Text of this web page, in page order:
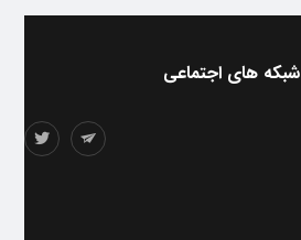
شبکه های اجتماعی